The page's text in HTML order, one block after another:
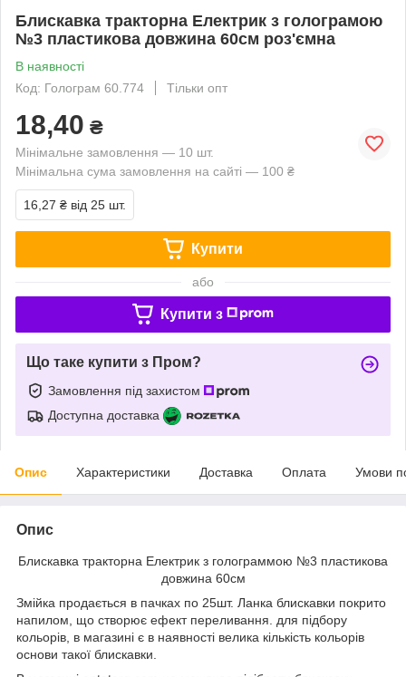
Блискавка тракторна Електрик з голограмою
№3 пластикова довжина 60см роз'ємна
В наявності
Код: Голограм 60.774
Тільки опт
18,40 ₴
Мінімальне замовлення — 10 шт.
Мінімальна сума замовлення на сайті — 100 ₴
16,27 ₴ від 25 шт.
Купити
або
Купити з
Що таке купити з Пром?
Замовлення під захистом
Доступна доставка
Опис Характеристики Доставка Оплата Умови
Опис
Блискавка тракторна Електрик з голограммою №3 пластикова
довжина 60см
Змійка продається в пачках по 25шт. Ланка блискавки покрито
напилом, що створює ефект переливання. для підбору
кольорів, в магазині є в наявності велика кількість кольорів
основи такої блискавки.